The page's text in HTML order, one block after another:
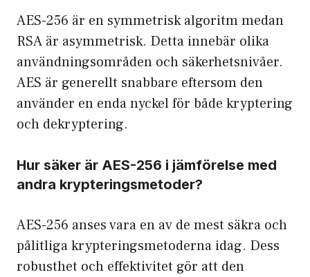
AES-256 är en symmetrisk algoritm medan
RSA är asymmetrisk. Detta innebär olika
användningsområden och säkerhetsnivåer.
AES är generellt snabbare eftersom den
använder en enda nyckel för både kryptering
och dekryptering.
Hur säker är AES-256 i jämförelse med
andra krypteringsmetoder?
AES-256 anses vara en av de mest säkra och
pålitliga krypteringsmetoderna idag. Dess
robusthet och effektivitet gör att den